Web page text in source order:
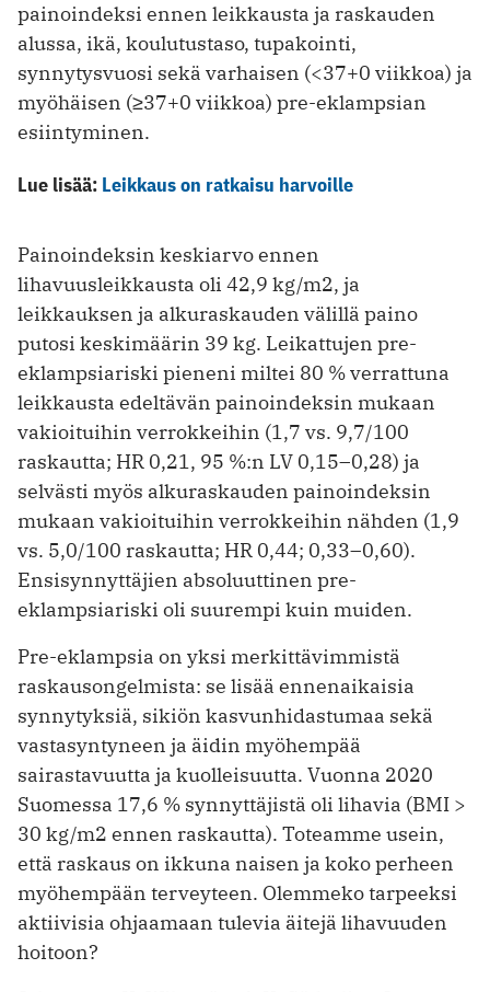
painoindeksi ennen leikkausta ja raskauden
alussa, ikä, koulutustaso, tupakointi,
synnytysvuosi sekä varhaisen (<37+0 viikkoa) ja
myöhäisen (≥37+0 viikkoa) pre-eklampsian
esiintyminen.
Lue lisää: Leikkaus on ratkaisu harvoille
Painoindeksin keskiarvo ennen
lihavuusleikkausta oli 42,9 kg/m2, ja
leikkauksen ja alkuraskauden välillä paino
putosi keskimäärin 39 kg. Leikattujen pre-
eklampsiariski pieneni miltei 80 % verrattuna
leikkausta edeltävän painoindeksin mukaan
vakioituihin verrokkeihin (1,7 vs. 9,7/100
raskautta; HR 0,21, 95 %:n LV 0,15–0,28) ja
selvästi myös alkuraskauden painoindeksin
mukaan vakioituihin verrokkeihin nähden (1,9
vs. 5,0/100 raskautta; HR 0,44; 0,33–0,60).
Ensisynnyttäjien absoluuttinen pre-
eklampsiariski oli suurempi kuin muiden.
Pre-eklampsia on yksi merkittävimmistä
raskausongelmista: se lisää ennenaikaisia
synnytyksiä, sikiön kasvunhidastumaa sekä
vastasyntyneen ja äidin myöhempää
sairastavuutta ja kuolleisuutta. Vuonna 2020
Suomessa 17,6 % synnyttäjistä oli lihavia (BMI >
30 kg/m2 ennen raskautta). Toteamme usein,
että raskaus on ikkuna naisen ja koko perheen
myöhempään terveyteen. Olemmeko tarpeeksi
aktiivisia ohjaamaan tulevia äitejä lihavuuden
hoitoon?